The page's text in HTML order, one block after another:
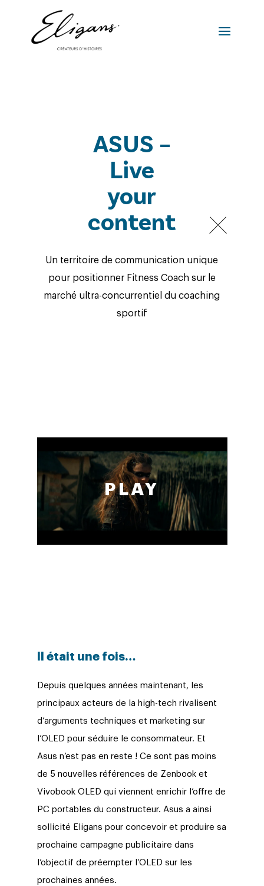
ASUS –
Live
your
content
Un territoire de communication unique
pour positionner Fitness Coach sur le
marché ultra-concurrentiel du coaching
sportif
Il était une fois…
Depuis quelques années maintenant, les
principaux acteurs de la high-tech rivalisent
d’arguments techniques et marketing sur
l’OLED pour séduire le consommateur. Et
Asus n’est pas en reste ! Ce sont pas moins
de 5 nouvelles références de Zenbook et
Vivobook OLED qui viennent enrichir l’offre de
PC portables du constructeur. Asus a ainsi
sollicité Eligans pour concevoir et produire sa
prochaine campagne publicitaire dans
l’objectif de préempter l’OLED sur les
prochaines années.